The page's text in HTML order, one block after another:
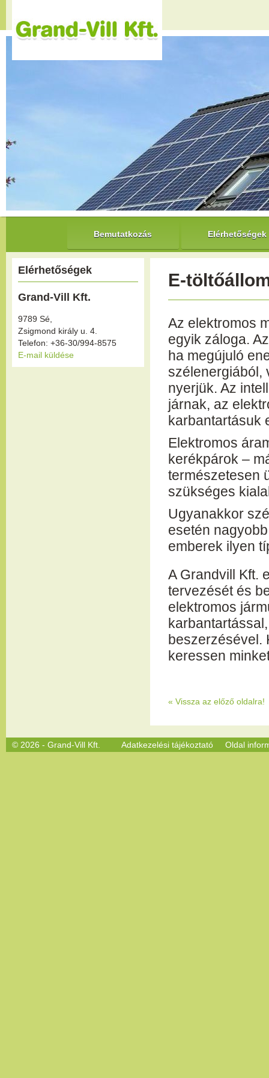
Bemutatkozás Elérhetőségek
Elérhetőségek
Grand-Vill Kft.
9789 Sé,
Zsigmond király u. 4.
Telefon: +36-30/994-8575
E-mail küldése
E-
Az elektromos
egyik záloga.
ha megújuló
szélenergiából,
nyerjük. Az
járnak, az
karbantartásuk
Elektromos
kerékpárok –
természetesen
szükséges
Ugyanakkor
esetén
emberek ilyen
A Grandvill Kft.
tervezését és
elektromos
beszerzésével.
keressen
« Vissza az előző oldalra!
© 2026 - Grand-Vill Kft. Adatkezelési tájékoztató Oldal